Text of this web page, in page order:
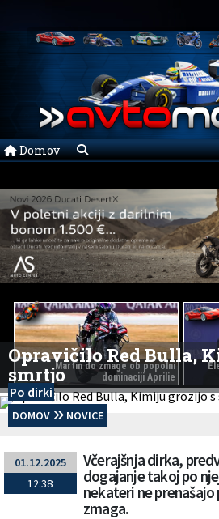
Domov
Martin do zmage ob popolni
dominaciji Aprilie
DOMOV NOVICE
Opravičilo Red Bulla,
smrtjo
Po dirki
01.12.2025
12:38
Včerajšnja dirka,
dogajanje takoj po
nekateri ne
zmaga.